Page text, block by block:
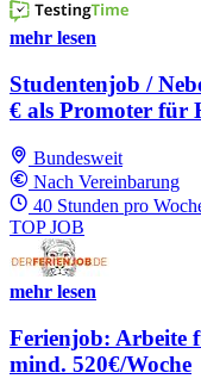
mehr lesen
Studentenjob /
€ als Promoter für
Bundesweit
Nach Vereinbarung
40 Stunden pro
TOP JOB
mehr lesen
Ferienjob: Arbeite
mind. 520€/Woche